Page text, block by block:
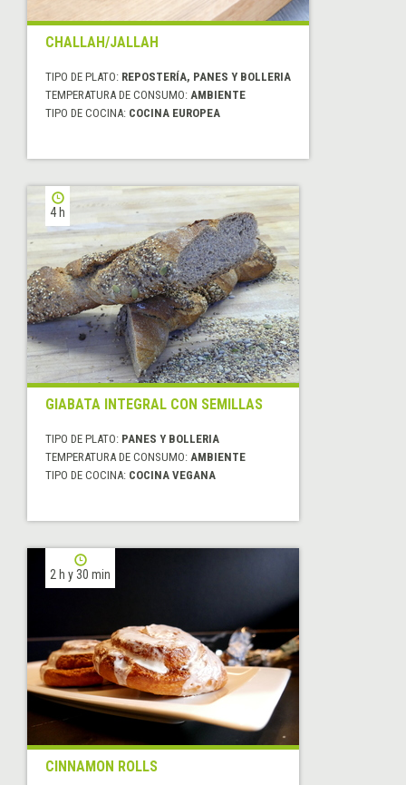
CHALLAH/JALLAH
TIPO DE PLATO: REPOSTERÍA, PANES Y BOLLERIA
TEMPERATURA DE CONSUMO: AMBIENTE
TIPO DE COCINA: COCINA EUROPEA
4 h
GIABATA INTEGRAL CON SEMILLAS
TIPO DE PLATO: PANES Y BOLLERIA
TEMPERATURA DE CONSUMO: AMBIENTE
TIPO DE COCINA: COCINA VEGANA
2 h y 30 min
CINNAMON ROLLS